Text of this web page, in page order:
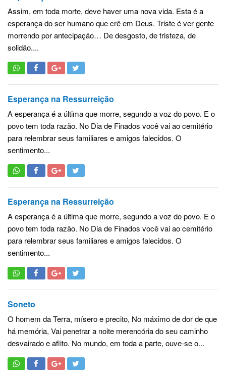
Assim, em toda morte, deve haver uma nova vida. Esta é a
esperança do ser humano que crê em Deus. Triste é ver gente
morrendo por antecipação… De desgosto, de tristeza, de
solidão....
Esperança na Ressurreição
A esperança é a última que morre, segundo a voz do povo. E o
povo tem toda razão. No Dia de Finados você vai ao cemitério
para relembrar seus familiares e amigos falecidos. O
sentimento...
Esperança na Ressurreição
A esperança é a última que morre, segundo a voz do povo. E o
povo tem toda razão. No Dia de Finados você vai ao cemitério
para relembrar seus familiares e amigos falecidos. O
sentimento...
Soneto
O homem da Terra, mísero e precito, No máximo de dor de que
há memória, Vai penetrar a noite merencória do seu caminho
desvairado e aflito. No mundo, em toda a parte, ouve-se o...